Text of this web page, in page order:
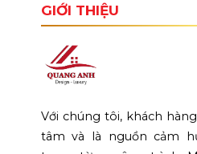
GIỚI THIỆU
Với chúng tôi, khách
tâm và là nguồn cảm